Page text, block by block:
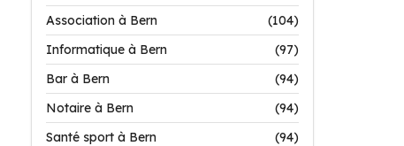
Association à Bern
(104)
Informatique à Bern
(97)
Bar à Bern
(94)
Notaire à Bern
(94)
Santé sport à Bern
(94)